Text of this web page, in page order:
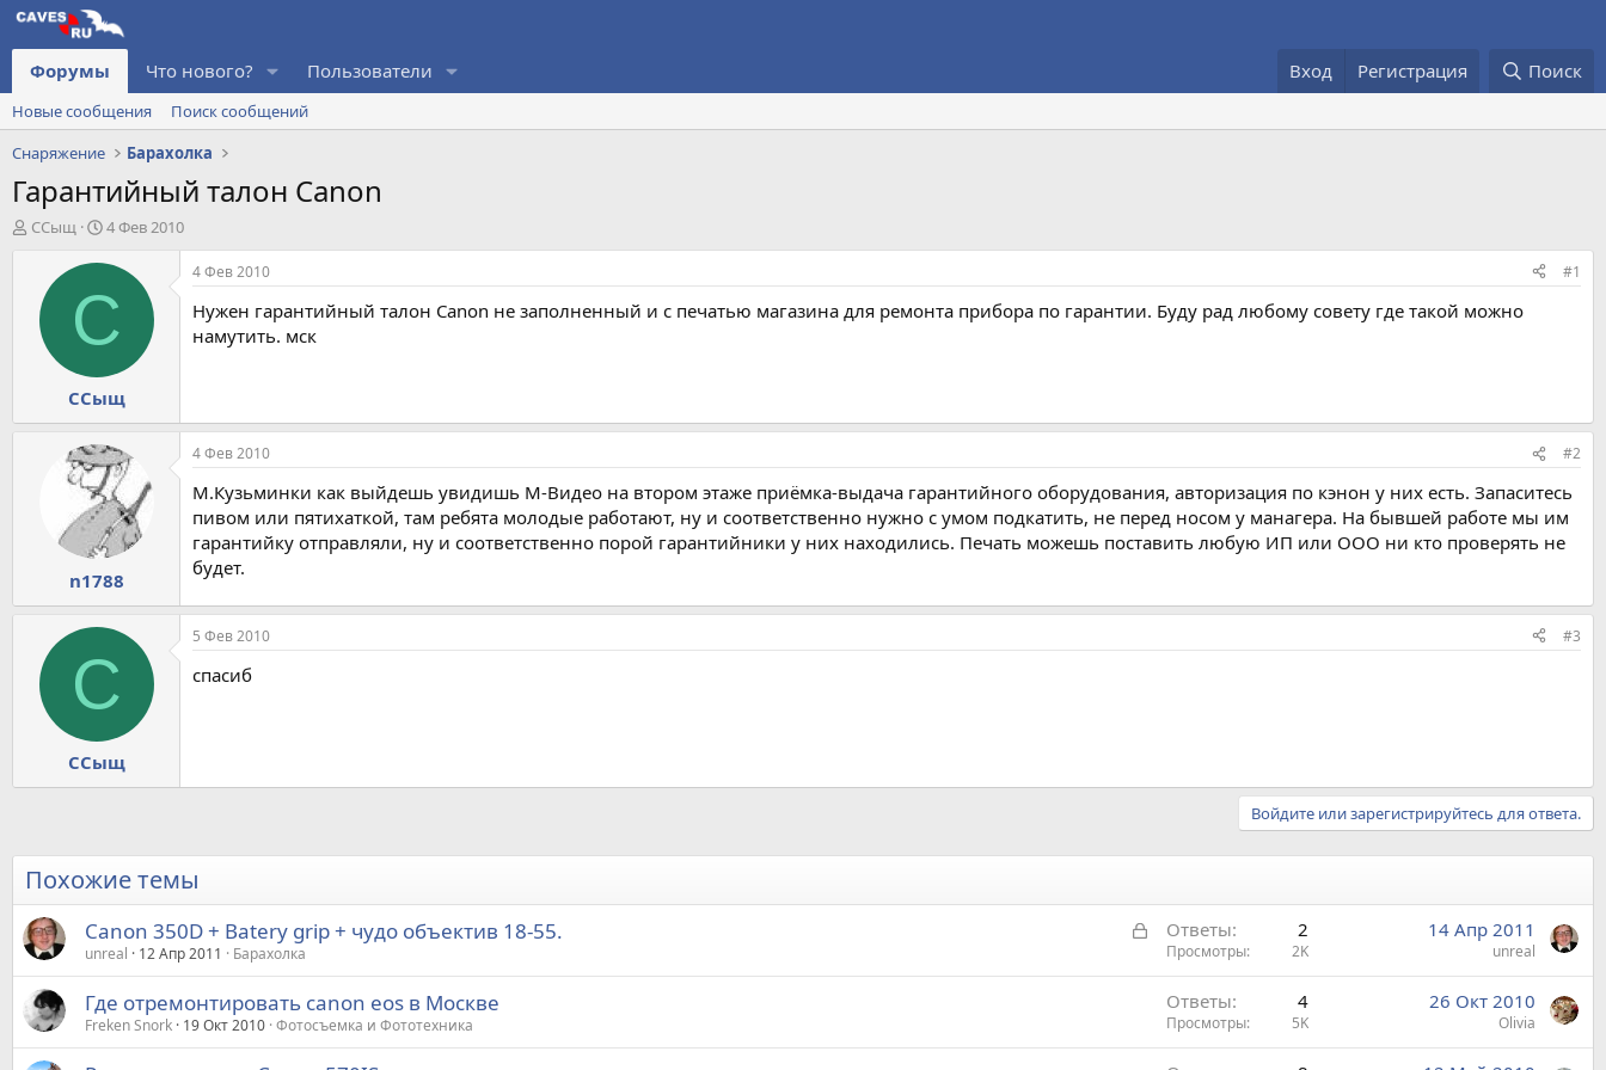
Форумы Что нового? Пользователи Вход Регистрация Поиск
Новые сообщения
Поиск сообщений
Снаряжение
Барахолка
Гарантийный талон Canon
А
ССыщ
Д
т
а
н
а
а
л
а
4 Фев 2010
С
ССыщ
4 Фев 2010 #1
Нужен гарантийный талон Canon не заполненный и с печатью магазина для ремонта прибора по гарантии. Буду рад любому совету где такой можно
намутить. мск
n1788
4 Фев 2010 #2
М.Кузьминки как выйдешь увидишь М-Видео на втором этаже приёмка-выдача гарантийного оборудования, авторизация по кэнон у них есть. Запаситесь
пивом или пятихаткой, там ребята молодые работают, ну и соответственно нужно с умом подкатить, не перед носом у манагера. На бывшей работе мы им
гарантийку отправляли, ну и соответственно порой гарантийники у них находились. Печать можешь поставить любую ИП или ООО ни кто проверять не
будет.
С
ССыщ
5 Фев 2010 #3
спасиб
Войдите или зарегистрируйтесь для ответа.
Похожие темы
З
к
т
Canon 350D + Batery grip + чудо объектив 18-55.
unreal 12 Апр 2011 Барахолка
Ответы 2
Просмотры 2K
14 Апр 2011
unreal
Где отремонтировать canon eos в Москве
Freken Snork 19 Окт 2010 Фотосъемка и Фототехника
Ответы 4
Просмотры 5K
26 Окт 2010
Olivia